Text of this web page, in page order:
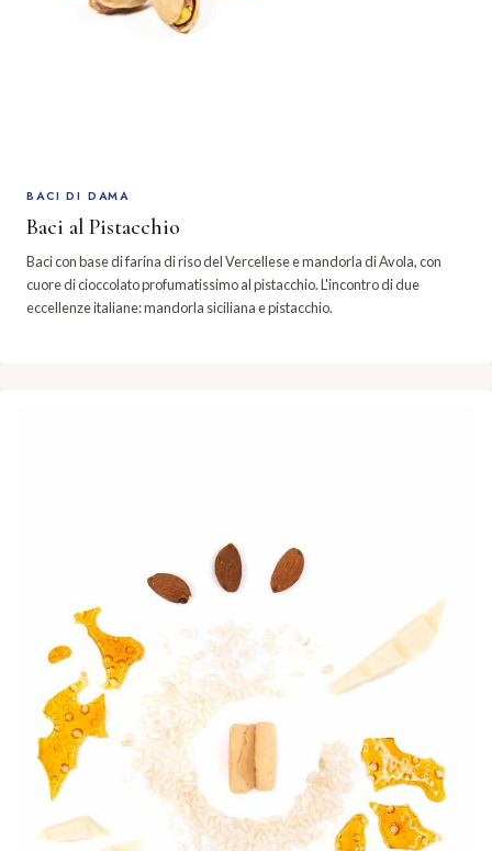
BACI DI DAMA
Baci al Pistacchio
Baci con base di farina di riso del Vercellese e mandorla di Avola, con
cuore di cioccolato profumatissimo al pistacchio. L'incontro di due
eccellenze italiane: mandorla siciliana e pistacchio.